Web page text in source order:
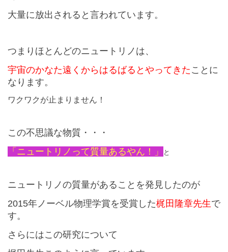
大量に放出されると言われています。
つまりほとんどのニュートリノは、
宇宙のかなた遠くからはるばるとやってきた ことに
なります。
ワクワクが止まりません！
この不思議な物質・・・
「ニュートリノって質量あるやん！」
と
ニュートリノの質量があることを発見したのが
2015年ノーベル物理学賞を受賞した梶田隆章先生で
す。
さらにはこの研究について